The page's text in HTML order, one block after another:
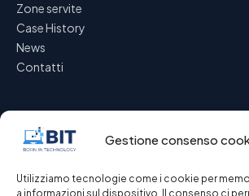
Gestione consenso
Utilizziamo tecnologie come i cookie per
a informazioni sul dispositivo. Il consenso ci
Zone servite
Case History
News
Contatti
ASSOCIATI A